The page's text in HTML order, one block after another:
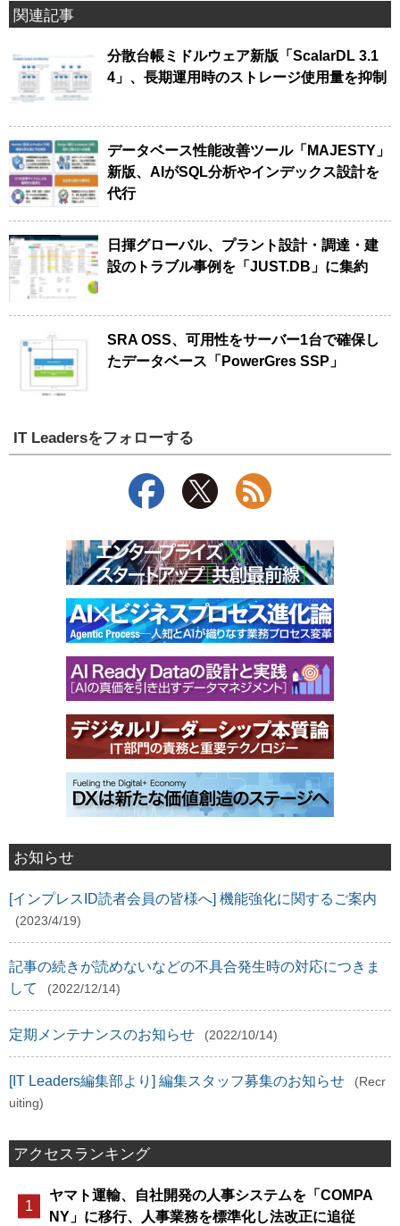
関連記事
分散台帳ミドルウェア新版「ScalarDL 3.1
4」、長期運用時のストレージ使用量を抑制
データベース性能改善ツール「MAJESTY」
新版、AIがSQL分析やインデックス設計を
代行
日揮グローバル、プラント設計・調達・建
設のトラブル事例を「JUST.DB」に集約
SRA OSS、可用性をサーバー1台で確保し
たデータベース「PowerGres SSP」
IT Leadersをフォローする
お知らせ
[インプレスID読者会員の皆様へ] 機能強化に関するご案内
(2023/4/19)
記事の続きが読めないなどの不具合発生時の対応につきま
して
(2022/12/14)
定期メンテナンスのお知らせ (2022/10/14)
[IT Leaders編集部より] 編集スタッフ募集のお知らせ
(Recr
uiting)
アクセスランキング
ヤマト運輸、自社開発の人事システムを「COMPA
NY」に移行、人事業務を標準化し法改正に追従